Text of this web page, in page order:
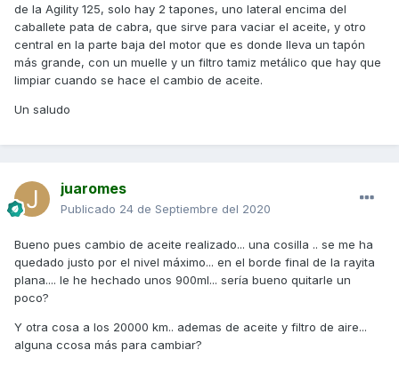
de la Agility 125, solo hay 2 tapones, uno lateral encima del
caballete pata de cabra, que sirve para vaciar el aceite, y otro
central en la parte baja del motor que es donde lleva un tapón
más grande, con un muelle y un filtro tamiz metálico que hay que
limpiar cuando se hace el cambio de aceite.
Un saludo
juaromes
Publicado 24 de Septiembre del 2020
Bueno pues cambio de aceite realizado... una cosilla .. se me ha
quedado justo por el nivel máximo... en el borde final de la rayita
plana.... le he hechado unos 900ml... sería bueno quitarle un
poco?
Y otra cosa a los 20000 km.. ademas de aceite y filtro de aire...
alguna ccosa más para cambiar?